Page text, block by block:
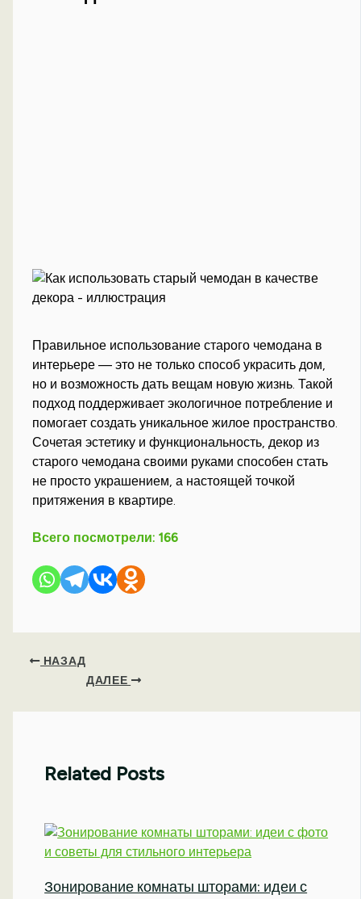
Правильное использование старого чемодана в
интерьере — это не только способ украсить дом,
но и возможность дать вещам новую жизнь. Такой
подход поддерживает экологичное потребление и
помогает создать уникальное жилое пространство.
Сочетая эстетику и функциональность, декор из
старого чемодана своими руками способен стать
не просто украшением, а настоящей точкой
притяжения в квартире.
Всего посмотрели: 166
НАЗАД
ДАЛЕЕ
Related Posts
Зонирование комнаты шторами: идеи с